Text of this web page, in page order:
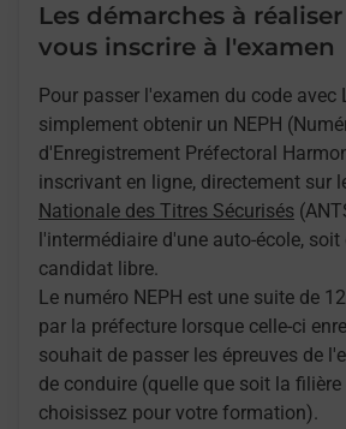
Les démarches à
vous inscrire à l'examen
Pour passer l'examen du code avec
simplement obtenir un NEPH
d'Enregistrement Préfectoral
inscrivant en ligne, directement sur
Nationale des Titres Sécurisés
l'intermédiaire d'une auto-école,
candidat libre.
Le numéro NEPH est une suite de
par la préfecture lorsque celle-ci
souhait de passer les épreuves de
de conduire (quelle que soit la
choisissez pour votre formation).